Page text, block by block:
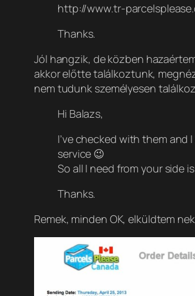
http://www.tr-
Thanks.
Jól hangzik, de közben
akkor előtte találkoztunk,
nem tudunk személyesen
Hi Balazs,
I’ve checked with them and
service 😉
So all I need from your side
Thanks.
Remek, minden OK, elküldtem